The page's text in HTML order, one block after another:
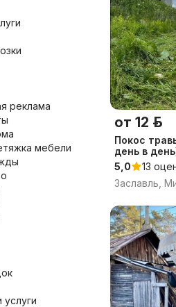
реклама
мебели
от 12 р.
Покос
день в
5,0
13
Заславль,